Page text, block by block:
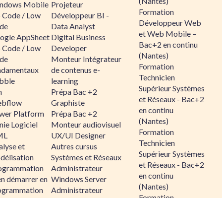
Mobile
/ Low
AppSheet
/ Low
Platform
Logiciel
et
démarrer en
Projeteur
Développeur BI -
Data Analyst
Digital Business
Developer
Monteur Intégrateur
de contenus e-
learning
Prépa Bac +2
Graphiste
Prépa Bac +2
Monteur audiovisuel
UX/UI Designer
Autres cursus
Systèmes et Réseaux
Administrateur
Windows Server
Administrateur
Formation
Développeur Web
et Web Mobile –
Bac+2 en continu
(Nantes)
Formation
Technicien
Supérieur Systèmes
et Réseaux - Bac+2
en continu
(Nantes)
Formation
Technicien
Supérieur Systèmes
et Réseaux - Bac+2
en continu
(Nantes)